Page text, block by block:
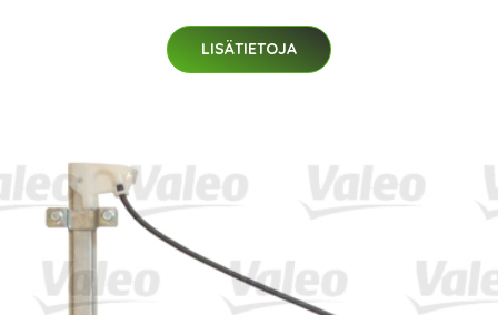
LISÄTIETOJA